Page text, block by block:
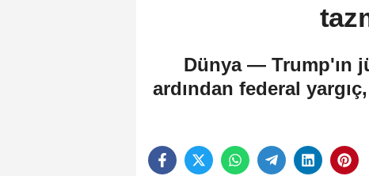
Dünya — Trump'ın
ardından federal